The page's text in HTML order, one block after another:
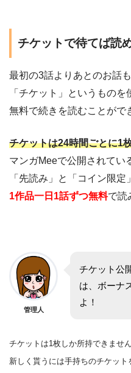
チケットで待てば読
最初の3話よりあとのお話も
「チケット」というものを
無料で続きを読むことがで
チケットは24時間ごとに1
マンガMeeで公開されてい
「先読み」と「コイン限定
1作品一日1話ずつ無料で読
管理人
チケット公
は、ボーナ
よ！
チケットは1枚しか所持できません
新しく貰うには手持ちのチケット